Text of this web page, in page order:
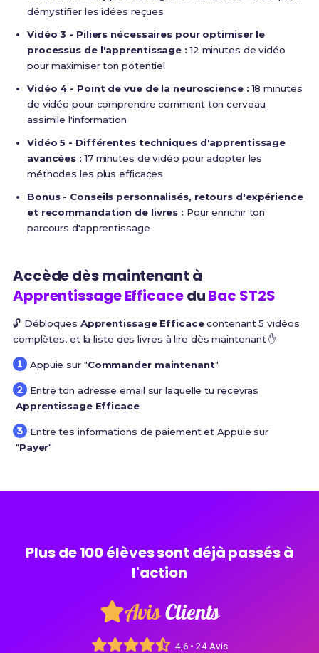
démystifier les idées reçues
Vidéo 3 - Piliers nécessaires pour optimiser le
processus de l'apprentissage : 12 minutes de vidéo
pour maximiser ton potentiel
Vidéo 4 - Point de vue de la neuroscience : 18 minutes
de vidéo pour comprendre comment ton cerveau
assimile l'information
Vidéo 5 - Différentes techniques d'apprentissage
avancées : 17 minutes de vidéo pour adopter les
méthodes les plus efficaces
Bonus - Conseils personnalisés, retours d'expérience
et recommandation de livres : Pour enrichir ton
parcours d'apprentissage
Accède dès maintenant à
Apprentissage EfficaceduBac ST2S
🔓 Débloques Apprentissage Efficacecontenant 5 vidéos
complètes, et la liste des livres à lire dès maintenant ✋
Appuie sur "Commander maintenant"
Entre ton adresse email sur laquelle tu recevras
Apprentissage Efficace
Entre tes informations de paiement et Appuie sur
"Payer"
Plus de 100 élèves sont déjà passés à
l'action
AvisClients
4,6 • 24 Avis